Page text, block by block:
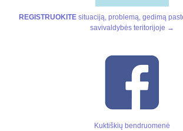
REGISTRUOKITEsituaciją, problemą, gedimą
savivaldybės teritorijoje →
Kuktiškių bendruomenė